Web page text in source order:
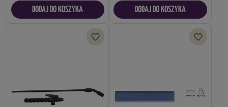
DODAJ DO KOSZYKA DODAJ DO KOSZYKA